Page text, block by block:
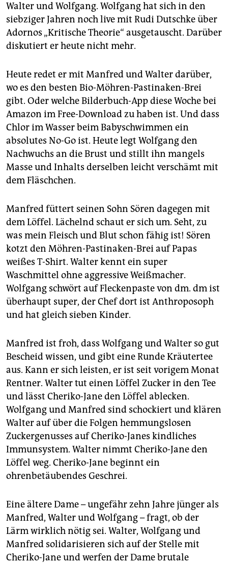
genossenschaft
epaper login
Walter und Wolfgang. Wolfgang hat sich in den
siebziger Jahren noch live mit Rudi Dutschke über
Adornos „Kritische Theorie“ ausgetauscht. Darüber
diskutiert er heute nicht mehr.
Heute redet er mit Manfred und Walter darüber,
wo es den besten Bio-Möhren-Pastinaken-Brei
gibt. Oder welche Bilderbuch-App diese Woche bei
Amazon im Free-Download zu haben ist. Und dass
Chlor im Wasser beim Babyschwimmen ein
absolutes No-Go ist. Heute legt Wolfgang den
Nachwuchs an die Brust und stillt ihn mangels
Masse und Inhalts derselben leicht verschämt mit
dem Fläschchen.
Manfred füttert seinen Sohn Sören dagegen mit
dem Löffel. Lächelnd schaut er sich um. Seht, zu
was mein Fleisch und Blut schon fähig ist! Sören
kotzt den Möhren-Pastinaken-Brei auf Papas
weißes T-Shirt. Walter kennt ein super
Waschmittel ohne aggressive Weißmacher.
Wolfgang schwört auf Fleckenpaste von dm. dm ist
überhaupt super, der Chef dort ist Anthroposoph
und hat gleich sieben Kinder.
Manfred ist froh, dass Wolfgang und Walter so gut
Bescheid wissen, und gibt eine Runde Kräutertee
aus. Kann er sich leisten, er ist seit vorigem Monat
Rentner. Walter tut einen Löffel Zucker in den Tee
und lässt Cheriko-Jane den Löffel ablecken.
Wolfgang und Manfred sind schockiert und klären
Walter auf über die Folgen hemmungslosen
Zuckergenusses auf Cheriko-Janes kindliches
Immunsystem. Walter nimmt Cheriko-Jane den
Löffel weg. Cheriko-Jane beginnt ein
ohrenbetäubendes Geschrei.
Eine ältere Dame – ungefähr zehn Jahre jünger als
Manfred, Walter und Wolfgang – fragt, ob der
Lärm wirklich nötig sei. Walter, Wolfgang und
Manfred solidarisieren sich auf der Stelle mit
Cheriko-Jane und werfen der Dame brutale